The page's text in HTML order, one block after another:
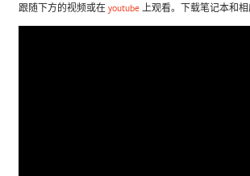
跟随下方的视频或在 youtube上观看。下载笔记本和